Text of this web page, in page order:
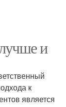
и
к
является